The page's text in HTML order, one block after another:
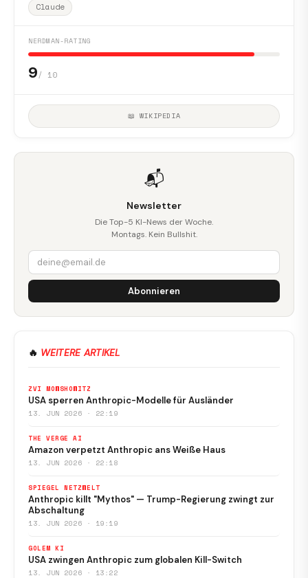
Claude
NERDMAN-RATING
9/ 10
📖 WIKIPEDIA
📬
Newsletter
Die Top-5 KI-News der Woche.
Montags. Kein Bullshit.
Abonnieren
🔥 WEITERE ARTIKEL
ZVI MOWSHOWITZ
USA sperren Anthropic-Modelle für Ausländer
13. JUN 2026 · 22:19
THE VERGE AI
Amazon verpetzt Anthropic ans Weiße Haus
13. JUN 2026 · 22:18
SPIEGEL NETZWELT
Anthropic killt "Mythos" — Trump-Regierung zwingt zur
Abschaltung
13. JUN 2026 · 19:19
GOLEM KI
USA zwingen Anthropic zum globalen Kill-Switch
13. JUN 2026 · 13:22